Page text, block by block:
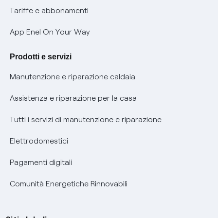
Phishing e truffe online
Verifica chi ti ha chiamato
Informativa RAEE
Tariffe e abbonamenti
App Enel On Your Way
Prodotti e servizi
Manutenzione e riparazione caldaia
Assistenza e riparazione per la casa
Tutti i servizi di manutenzione e riparazione
Elettrodomestici
Pagamenti digitali
Comunità Energetiche Rinnovabili